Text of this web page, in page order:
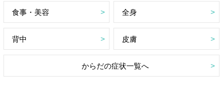
食事・美容 全身
背中 皮膚
からだの症状一覧へ